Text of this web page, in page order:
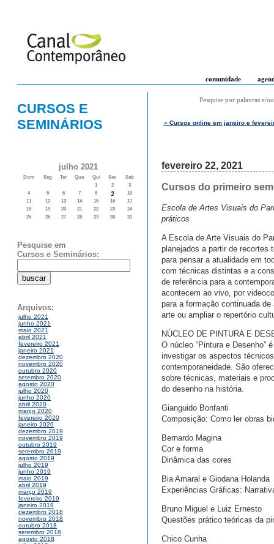
comunidade
CURSOS E
SEMINÁRIOS
julho 2021
Dom Seg Ter Qua Qui Sex
Sab
1
2
3
4
5 6 7 8 9
10
11
12 13 14 15 16
17
18
19 20 21 22 23
24
25
26 27 28 29 30 31
Pesquise em
Cursos e Seminários:
Arquivos:
julho 2021
junho 2021
maio 2021
abril 2021
fevereiro 2021
janeiro 2021
dezembro 2020
novembro 2020
outubro 2020
setembro 2020
agosto 2020
julho 2020
junho 2020
abril 2020
março 2020
fevereiro 2020
janeiro 2020
dezembro 2019
novembro 2019
outubro 2019
setembro 2019
agosto 2019
julho 2019
junho 2019
maio 2019
abril 2019
março 2019
fevereiro 2019
janeiro 2019
dezembro 2018
novembro 2018
outubro 2018
setembro 2018
agosto 2018
Pesquise por palavras e/
« Cursos online em janeiro e
fevereiro 22, 2021
Cursos do primeiro
Escola de Artes Visuais do
práticos
A Escola de Arte Visuais do
planejados a partir de recortes
para pensar a atualidade em
com técnicas distintas e a
de referência para a
acontecem ao vivo, por
para a formação continuada
arte ou ampliar o repertório
NÚCLEO DE PINTURA E
O núcleo “Pintura e Desenho”
investigar os aspectos
contemporaneidade. São
sobre técnicas, materiais e
do desenho na história.
Gianguido Bonfanti
Composição: Como ler obras
Bernardo Magina
Cor e forma
Dinâmica das cores
Bia Amaral e Giodana Holanda
Experiências Gráficas:
Bruno Miguel e Luiz Ernesto
Questões prático teóricas da
Chico Cunha